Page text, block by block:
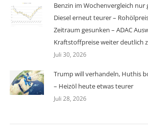
Benzin im Wochenvergleich nur
Diesel erneut teurer –
Zeitraum gesunken – ADAC
Kraftstoffpreise weiter deutlich
Juli 30, 2026
Trump will verhandeln, Huthis
– Heizöl heute etwas teurer
Juli 28, 2026